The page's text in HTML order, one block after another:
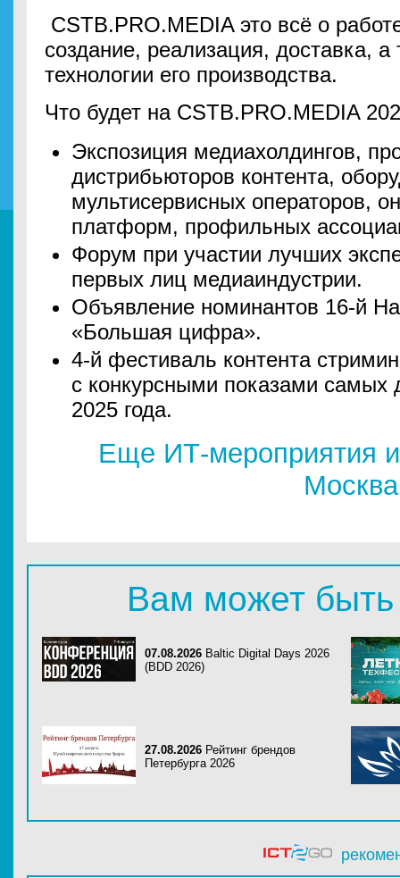
CSTB.PRO.MEDIA это всё о
создание, реализация, доставка,
технологии его производства.
Что будет на CSTB.PRO.MEDIA
Экспозиция медиахолдингов,
дистрибьюторов контента,
мультисервисных операторов,
платформ, профильных
Форум при участии лучших
первых лиц медиаиндустрии.
Объявление номинантов 16-й
«Большая цифра».
4-й фестиваль контента
c конкурсными показами самых
2025 года.
Еще ИТ-мероприятия
Москва
Вам может быть
07.08.2026 Baltic Digital Days 2026
(BDD 2026)
27.08.2026 Рейтинг брендов
Петербурга 2026